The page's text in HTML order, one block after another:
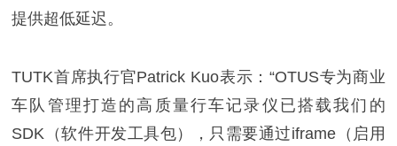
提供超低延迟。
TUTK首席执行官Patrick Kuo表示：“OTUS专为商业
车队管理打造的高质量行车记录仪已搭载我们的
SDK（软件开发工具包），只需要通过iframe（启用